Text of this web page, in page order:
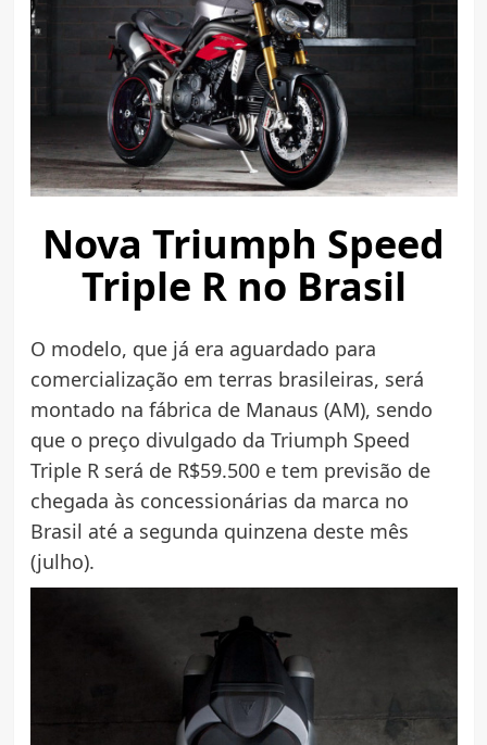
Nova Triumph Speed
Triple R no Brasil
O modelo, que já era aguardado para
comercialização em terras brasileiras, será
montado na fábrica de Manaus (AM), sendo
que o preço divulgado da Triumph Speed
Triple R será de R$59.500 e tem previsão de
chegada às concessionárias da marca no
Brasil até a segunda quinzena deste mês
(julho).